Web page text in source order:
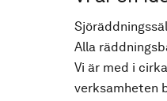
Alla
Vi är med i
verksamheten